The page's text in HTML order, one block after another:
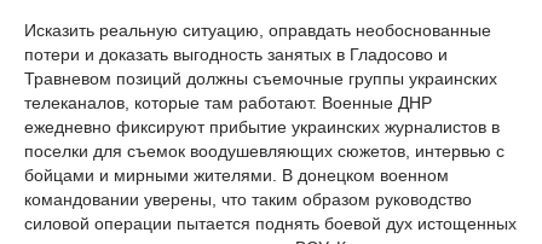
Исказить реальную ситуацию, оправдать необоснованные
потери и доказать выгодность занятых в Гладосово и
Травневом позиций должны съемочные группы украинских
телеканалов, которые там работают. Военные ДНР
ежедневно фиксируют прибытие украинских журналистов в
поселки для съемок воодушевляющих сюжетов, интервью с
бойцами и мирными жителями. В донецком военном
командовании уверены, что таким образом руководство
силовой операции пытается поднять боевой дух истощенных